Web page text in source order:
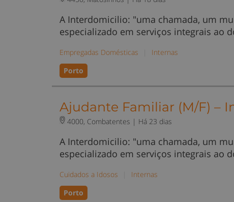
A Interdomicilio: "uma chamada, um
especializado em serviços integrais ao
Empregadas Domésticas
Internas
Porto
Ajudante Familiar (M/F) –
4000, Combatentes | Há 23 dias
A Interdomicilio: "uma chamada, um
especializado em serviços integrais ao
Cuidados a Idosos
Internas
Porto